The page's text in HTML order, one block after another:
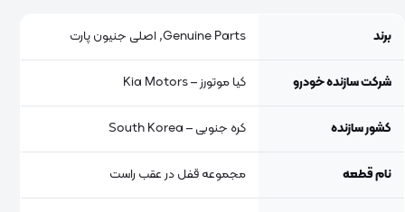
برند Genuine Parts, اصلی جنیون پارت
شرکت سازنده خودرو کیا موتورز – Kia Motors
کشور سازنده کره جنوبی – South Korea
نام قطعه مجموعه قفل در عقب راست